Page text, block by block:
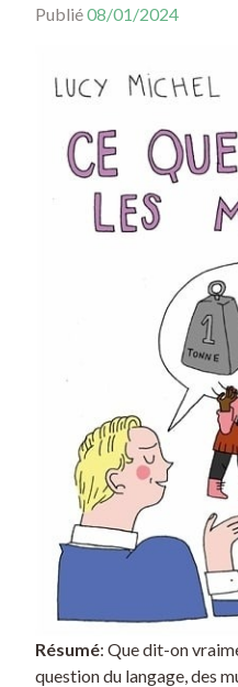
Publié08/01/2024
Résumé: Que dit-on
question du langage, des